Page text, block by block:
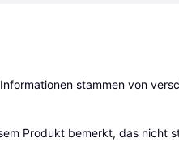
stammen von
Produkt bemerkt, das nicht